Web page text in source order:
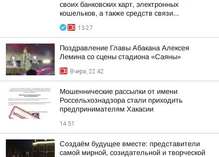
своих банковских карт, электронных
кошельков, а также средств связи...
13:27
Поздравление Главы Абакана Алексея
Лемина со сцены стадиона «Саяны»
Вчера, 22:42
Мошеннические рассылки от имени
Россельхознадзора стали приходить
предпринимателям Хакасии
14:51
Создаём будущее вместе: представители
самой мирной, созидательной и творческой